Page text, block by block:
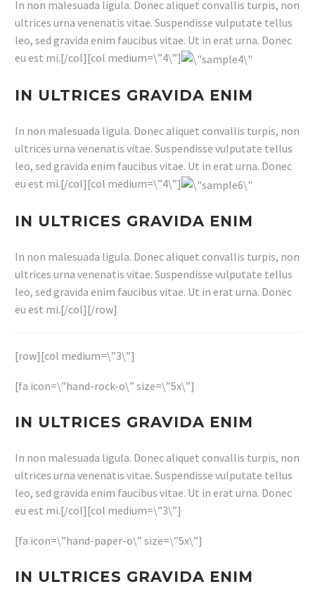
In non malesuada ligula. Donec aliquet convallis turpis, non
ultrices urna venenatis vitae. Suspendisse vulputate tellus
leo, sed gravida enim faucibus vitae. Ut in erat urna. Donec
eu est mi.[/col][col medium=\”4\”]
IN ULTRICES GRAVIDA ENIM
In non malesuada ligula. Donec aliquet convallis turpis, non
ultrices urna venenatis vitae. Suspendisse vulputate tellus
leo, sed gravida enim faucibus vitae. Ut in erat urna. Donec
eu est mi.[/col][col medium=\”4\”]
IN ULTRICES GRAVIDA ENIM
In non malesuada ligula. Donec aliquet convallis turpis, non
ultrices urna venenatis vitae. Suspendisse vulputate tellus
leo, sed gravida enim faucibus vitae. Ut in erat urna. Donec
eu est mi.[/col][/row]
[row][col medium=\”3\”]
[fa icon=\”hand-rock-o\” size=\”5x\”]
IN ULTRICES GRAVIDA ENIM
In non malesuada ligula. Donec aliquet convallis turpis, non
ultrices urna venenatis vitae. Suspendisse vulputate tellus
leo, sed gravida enim faucibus vitae. Ut in erat urna. Donec
eu est mi.[/col][col medium=\”3\”]
[fa icon=\”hand-paper-o\” size=\”5x\”]
IN ULTRICES GRAVIDA ENIM